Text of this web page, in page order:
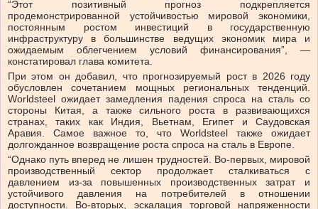
“Этот позитивный прогноз подкрепляется
продемонстрированной устойчивостью мировой экономики,
постоянным ростом инвестиций в государственную
инфраструктуру в большинстве ведущих экономик мира и
ожидаемым облегчением условий финансирования”, —
констатировал глава комитета.
При этом он добавил, что прогнозируемый рост в 2026 году
обусловлен сочетанием мощных региональных тенденций.
Worldsteel ожидает замедления падения спроса на сталь со
стороны Китая, а также сильного роста в развивающихся
странах, таких как Индия, Вьетнам, Египет и Саудовская
Аравия. Самое важное то, что Worldsteel также ожидает
долгожданное возвращение роста спроса на сталь в Европе.
“Однако путь вперед не лишен трудностей. Во-первых, мировой
производственный сектор продолжает сталкиваться с
давлением из-за повышенных производственных затрат и
устойчивого давления на потребителей в отношении
доступности. Во-вторых, эскалация торговой напряженности